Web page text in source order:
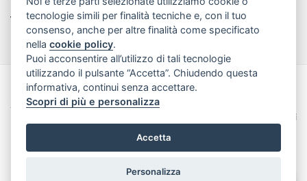
Vasi Faccia
Made with byInfoser.it- Realizzazione Siti ecommerce per Fioristi
2026
Termini e Condizioni
tecnologie simili per finalità tecniche e, con il tuo
consenso, anche per altre finalità come specificato
nellacookie policy.
Puoi acconsentire all’utilizzo di tali tecnologie
utilizzando il pulsante “Accetta”. Chiudendo questa
informativa, continui senza accettare.
Scopri di più e personalizza
Accetta
Personalizza